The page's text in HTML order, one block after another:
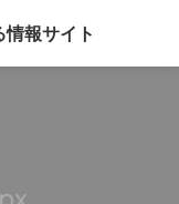
報サイト